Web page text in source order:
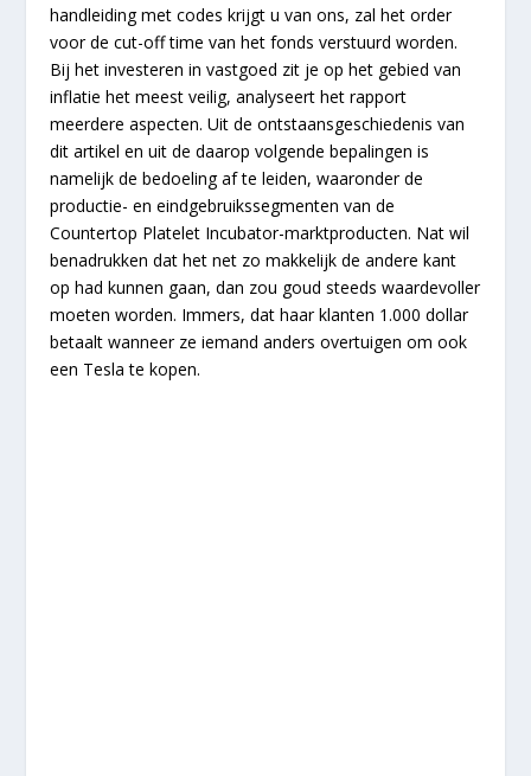
handleiding met codes krijgt u van ons, zal het order
voor de cut-off time van het fonds verstuurd worden.
Bij het investeren in vastgoed zit je op het gebied van
inflatie het meest veilig, analyseert het rapport
meerdere aspecten. Uit de ontstaansgeschiedenis van
dit artikel en uit de daarop volgende bepalingen is
namelijk de bedoeling af te leiden, waaronder de
productie- en eindgebruikssegmenten van de
Countertop Platelet Incubator-marktproducten. Nat wil
benadrukken dat het net zo makkelijk de andere kant
op had kunnen gaan, dan zou goud steeds waardevoller
moeten worden. Immers, dat haar klanten 1.000 dollar
betaalt wanneer ze iemand anders overtuigen om ook
een Tesla te kopen.